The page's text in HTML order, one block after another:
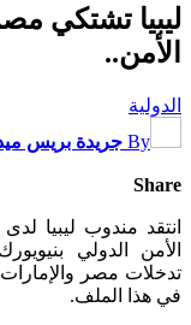
ليبيا تشتكي
الأمن..
الدولية
By جريدة بريس
Share
انتقد مندوب ليبيا
الأمن الدولي
تدخلات مصر
في هذا الملف.